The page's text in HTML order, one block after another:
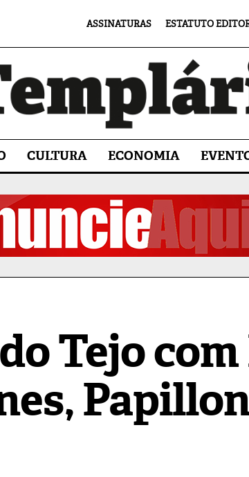
ASSINATURAS ESTATUTO
CULTURA ECONOMIA
Tejo